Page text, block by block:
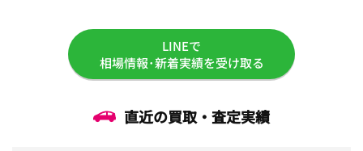
LINEで
相場情報･新着実績を受け取る
直近の買取・査定実績